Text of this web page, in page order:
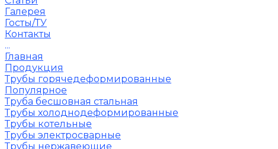
Галерея
Госты/ТУ
Контакты
...
Главная
Продукция
Трубы горячедеформированные
Популярное
Труба бесшовная стальная
Трубы холоднодеформированные
Трубы котельные
Трубы электросварные
Трубы нержавеющие